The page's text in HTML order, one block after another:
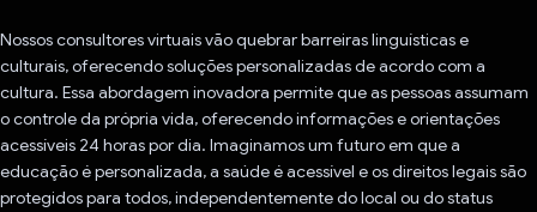
Nossos consultores virtuais vão quebrar barreiras linguísticas e
culturais, oferecendo soluções personalizadas de acordo com a
cultura. Essa abordagem inovadora permite que as pessoas assumam
o controle da própria vida, oferecendo informações e orientações
acessíveis 24 horas por dia. Imaginamos um futuro em que a
educação é personalizada, a saúde é acessível e os direitos legais são
protegidos para todos, independentemente do local ou do status